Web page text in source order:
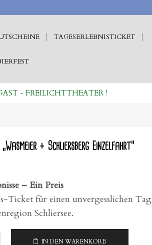
TAGESERLEBNISTICKET
- FREILICHTTHEATER !
+ Schliersberg Einzelfahrt“
– Ein Preis
Ticket für einen unvergesslichen Tag
Schliersee.
IN DEN WARENKORB